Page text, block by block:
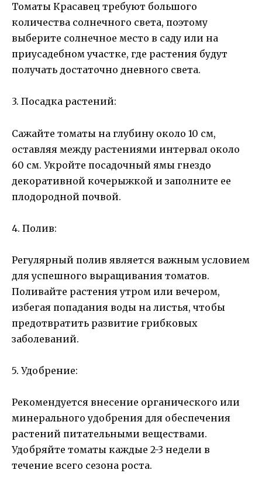
Томаты Красавец требуют большого
количества солнечного света, поэтому
выберите солнечное место в саду или на
приусадебном участке, где растения будут
получать достаточно дневного света.
3. Посадка растений:
Сажайте томаты на глубину около 10 см,
оставляя между растениями интервал около
60 см. Укройте посадочный ямы гнездо
декоративной кочерыжкой и заполните ее
плодородной почвой.
4. Полив:
Регулярный полив является важным условием
для успешного выращивания томатов.
Поливайте растения утром или вечером,
избегая попадания воды на листья, чтобы
предотвратить развитие грибковых
заболеваний.
5. Удобрение:
Рекомендуется внесение органического или
минерального удобрения для обеспечения
растений питательными веществами.
Удобряйте томаты каждые 2-3 недели в
течение всего сезона роста.